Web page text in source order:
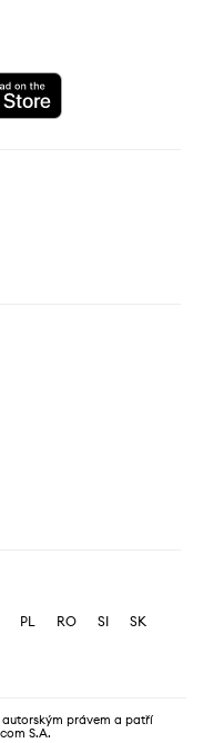
PL RO SI
SK
právem a patří
S.A.